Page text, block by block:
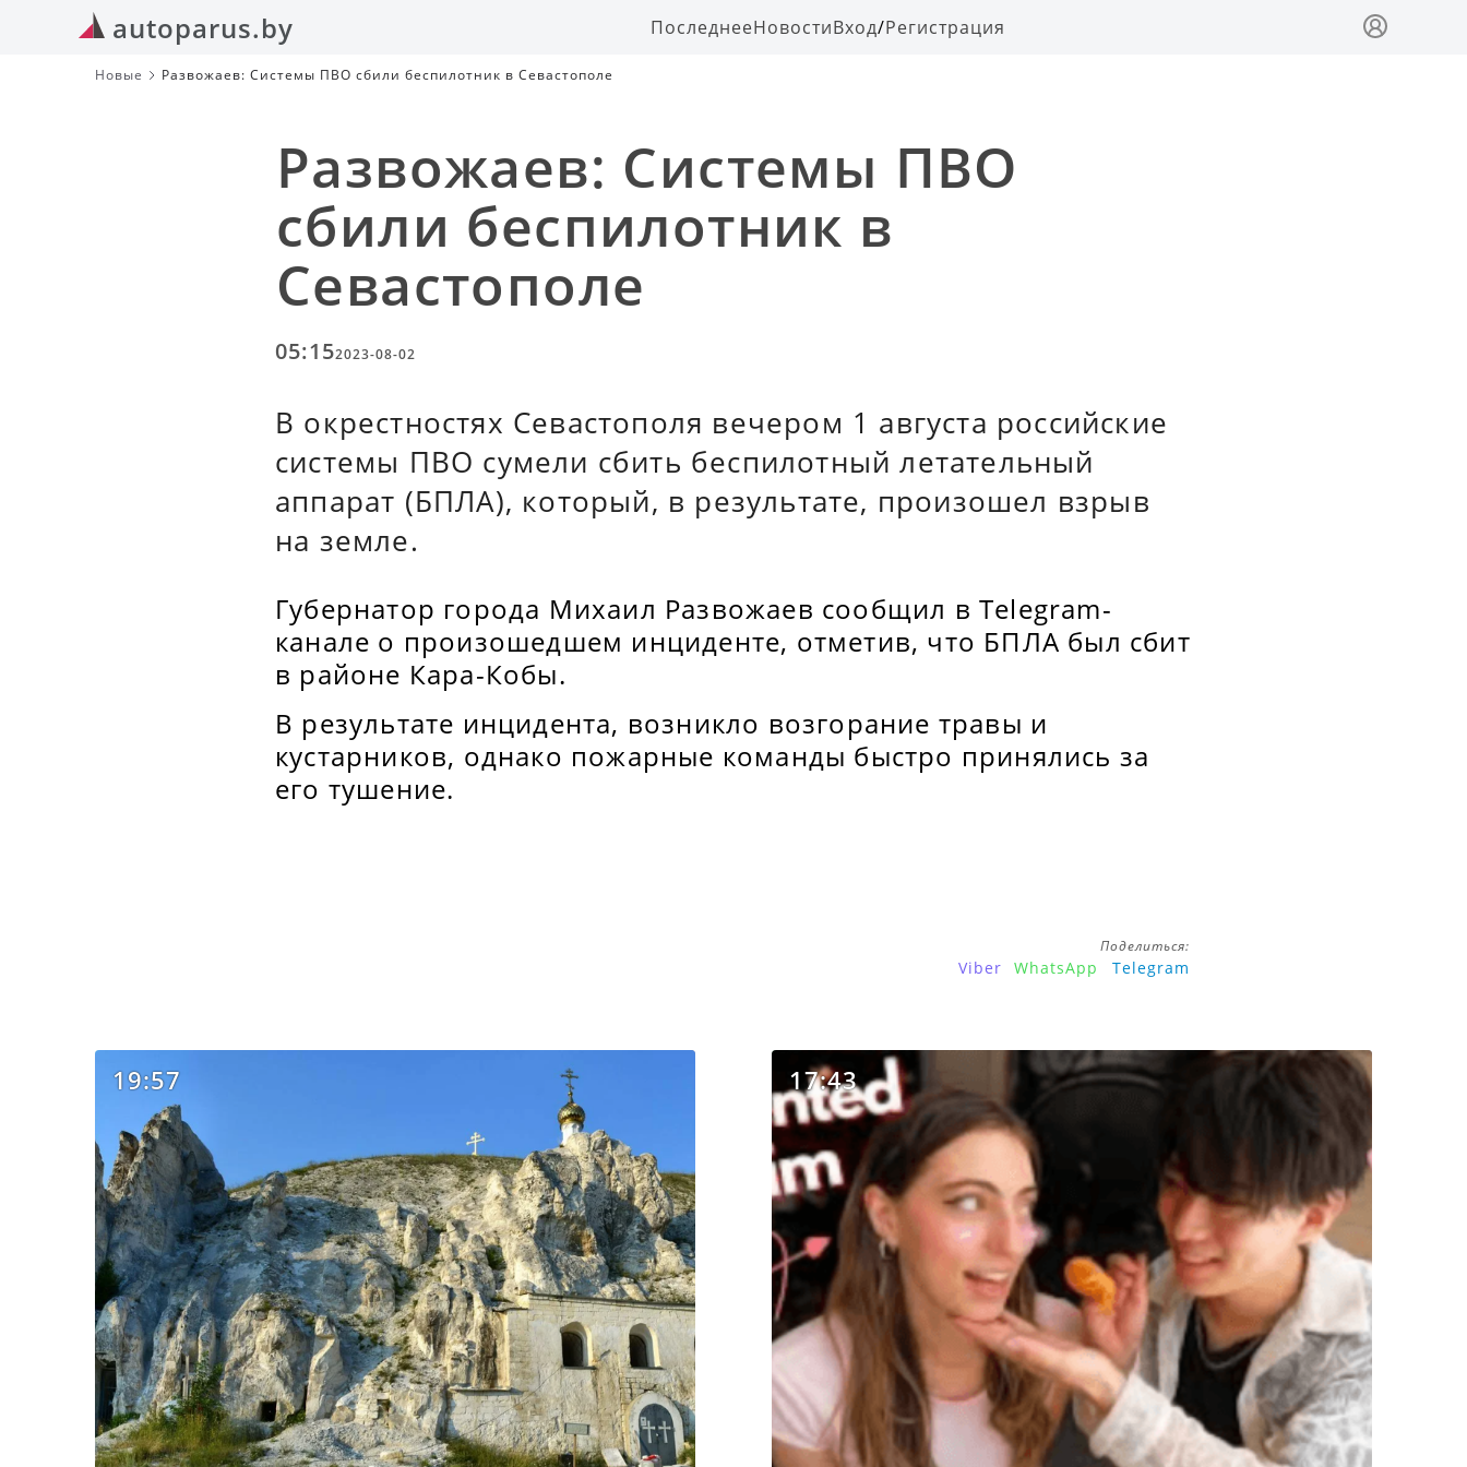
autoparus.by ПоследнееНовостиВход/Регистрация
Новые Развожаев: Системы ПВО сбили беспилотник в Севастополе
Развожаев: Системы ПВО
сбили беспилотник в
Севастополе
05:152023-08-02
В окрестностях Севастополя вечером 1 августа российские
системы ПВО сумели сбить беспилотный летательный
аппарат (БПЛА), который, в результате, произошел взрыв
на земле.
Губернатор города Михаил Развожаев сообщил в Telegram-
канале о произошедшем инциденте, отметив, что БПЛА был сбит
в районе Кара-Кобы.
В результате инцидента, возникло возгорание травы и
кустарников, однако пожарные команды быстро принялись за
его тушение.
Поделиться:
Viber WhatsApp Telegram
19:57 17:43